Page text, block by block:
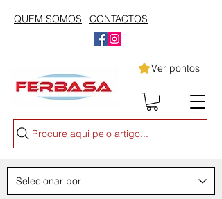
QUEM SOMOS CONTACTOS
Ver pontos
Procure aqui pelo artigo...